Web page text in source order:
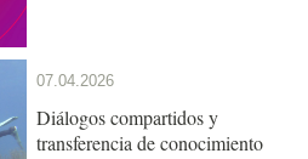
07.04.2026
Diálogos compartidos y
transferencia de conocimiento